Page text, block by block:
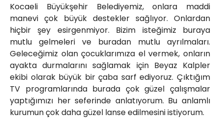
Kocaeli Büyükşehir Belediyemiz, onlara maddi
manevi çok büyük destekler sağlıyor. Onlardan
hiçbir şey esirgenmiyor. Bizim isteğimiz buraya
mutlu gelmeleri ve buradan mutlu ayrılmaları.
Geleceğimiz olan çocuklarımıza el vermek, onların
ayakta durmalarını sağlamak için Beyaz Kalpler
ekibi olarak büyük bir çaba sarf ediyoruz. Çıktığım
TV programlarında burada çok güzel çalışmalar
yaptığımızı her seferinde anlatıyorum. Bu anlamlı
kurumun çok daha güzel lanse edilmesini istiyorum.